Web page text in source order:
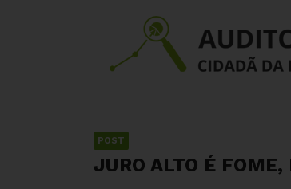
POST
JURO ALTO É FOME,